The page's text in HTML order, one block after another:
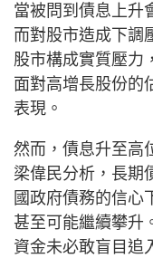
當被問到債息上升
而對股市造成下調
股市構成實質壓力
面對高增長股份的
表現。
然而，債息升至高
梁偉民分析，長期
國政府債務的信心
甚至可能繼續攀升
資金未必敢盲目追